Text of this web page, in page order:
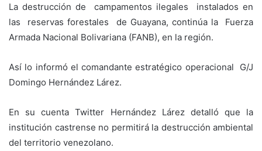
La destrucción de campamentos ilegales instalados en
las reservas forestales de Guayana, continúa la Fuerza
Armada Nacional Bolivariana (FANB), en la región.
Así lo informó el comandante estratégico operacional G/J
Domingo Hernández Lárez.
En su cuenta Twitter Hernández Lárez detalló que la
institución castrense no permitirá la destrucción ambiental
del territorio venezolano.